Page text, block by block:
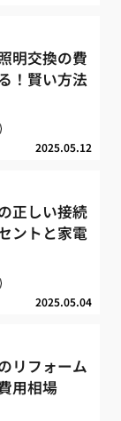
明交換の費
！賢い方法
2025.05.12
正しい接続
ントと家電
2025.05.04
リフォーム
用相場